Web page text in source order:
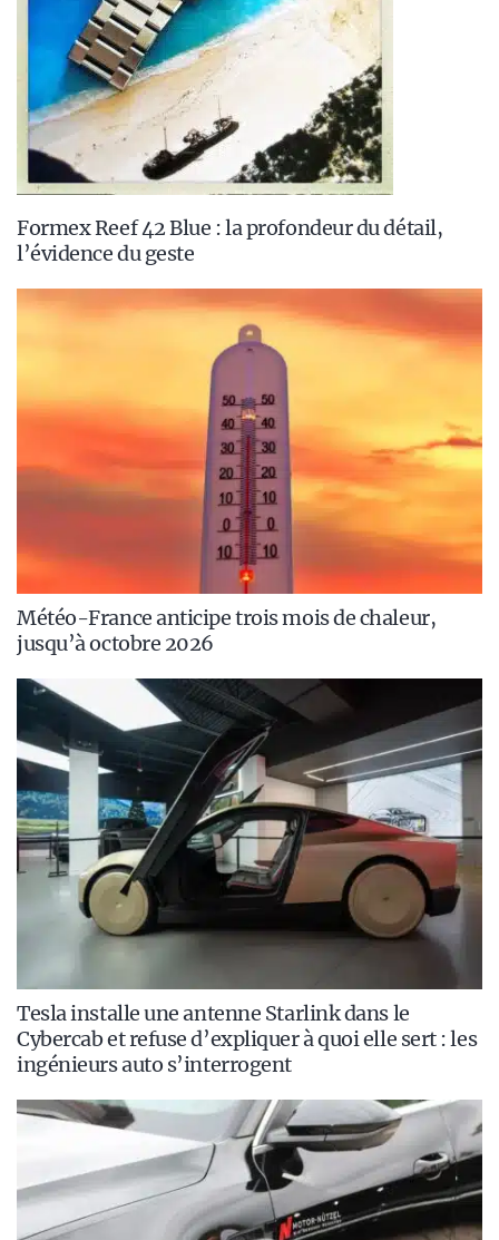
Formex Reef 42 Blue : la profondeur du détail,
l’évidence du geste
Météo-France anticipe trois mois de chaleur,
jusqu’à octobre 2026
Tesla installe une antenne Starlink dans le
Cybercab et refuse d’expliquer à quoi elle sert : les
ingénieurs auto s’interrogent